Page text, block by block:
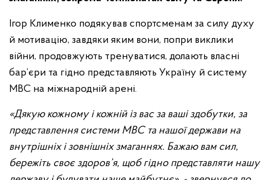
Ігор Клименко подякував спортсменам за силу духу
й мотивацію, завдяки яким вони, попри виклики
війни, продовжують тренуватися, долають власні
бар’єри та гідно представляють Україну й систему
МВС на міжнародній арені.
«Дякую кожному і кожній із вас за ваші здобутки, за
представлення системи МВС та нашої держави на
внутрішніх і зовнішніх змаганнях. Бажаю вам сил,
бережіть своє здоров’я, щоб гідно представляти нашу